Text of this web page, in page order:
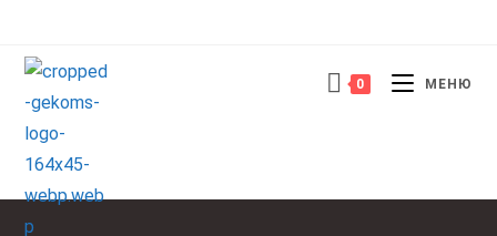
содержимому
0 МЕНЮ